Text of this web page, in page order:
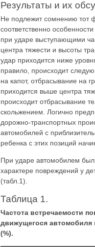
Результаты и их
Не подлежит сомнению тот
соответственно
при ударе выступающими
центра тяжести и высоты
удар приходится ниже
правило, происходит
на капот, отбрасывание на
приходится выше центра
происходит отбрасывание
скольжением. Логично
дорожно-транспортных
автомобилей с
ребенка с этих позиций
При ударе автомобилем
характере повреждений у
(табл.1).
Таблица 1.
Частота встречаемости
движущегося автомобиля
(%).